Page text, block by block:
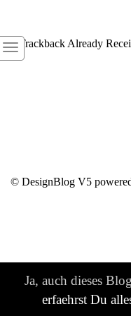
1 Trackback Already
© DesignBlog V5
Ja, auch dieses
erfaehrst Du